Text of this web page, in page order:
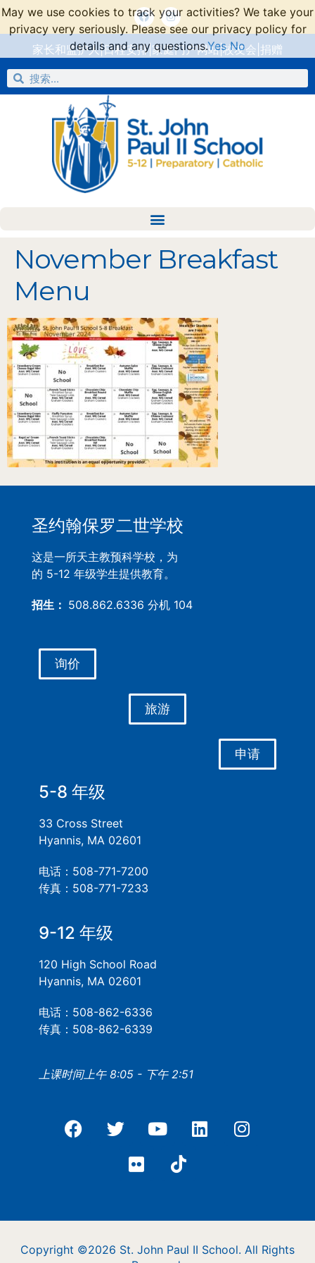
家长和监护人|日程安排| 家庭门户网站|校友会 捐赠
November Breakfast
Menu
圣约翰保罗二世学校
这是一所天主教预科学校，为
的 5-12 年级学生提供教育。
招生： 508.862.6336 分机 104
询价
旅游
申请
5-8 年级
33 Cross Street
Hyannis, MA 02601
电话：508-771-7200
传真：508-771-7233
9-12 年级
120 High School Road
Hyannis, MA 02601
电话：508-862-6336
传真：508-862-6339
上课时间上午 8:05 - 下午 2:51
Copyright ©2026 St. John Paul II School. All Rights
May we use cookies to track your activities? We take your
privacy very seriously. Please see our privacy policy for
details and any questions.Yes No